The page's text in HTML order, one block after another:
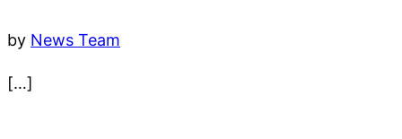
by News Team
[…]